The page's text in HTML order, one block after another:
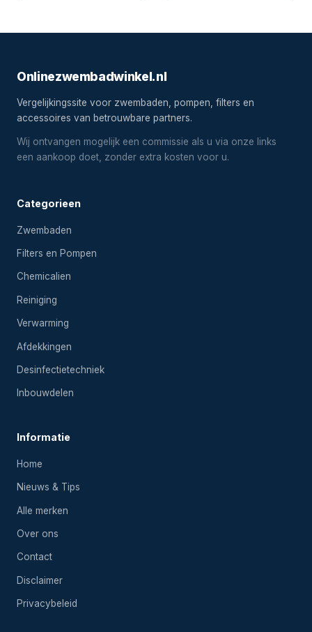
Onlinezwembadwinkel.nl
Vergelijkingssite voor zwembaden, pompen, filters en
accessoires van betrouwbare partners.
Wij ontvangen mogelijk een commissie als u via onze links
een aankoop doet, zonder extra kosten voor u.
Categorieen
Zwembaden
Filters en Pompen
Chemicalien
Reiniging
Verwarming
Afdekkingen
Desinfectietechniek
Inbouwdelen
Informatie
Home
Nieuws & Tips
Alle merken
Over ons
Contact
Disclaimer
Privacybeleid